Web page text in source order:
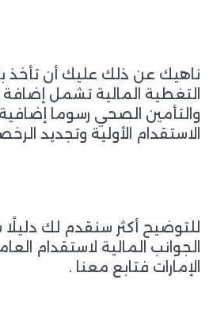
ناهيك عن ذلك عليك أن تأخذ
التغطية المالية تشمل
والتأمين الصحي رسوما
الاستقدام الأولية وتجديد
للتوضيح أكثر سنقدم لك
الجوانب المالية لاستقدام
الإمارات فتابع معنا .